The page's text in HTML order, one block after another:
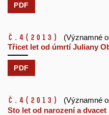
PDF
č.4 (2013)
(Významné
Třicet let od úmrtí Juliany
PDF
č.4 (2013)
(Významné
Sto let od narození a